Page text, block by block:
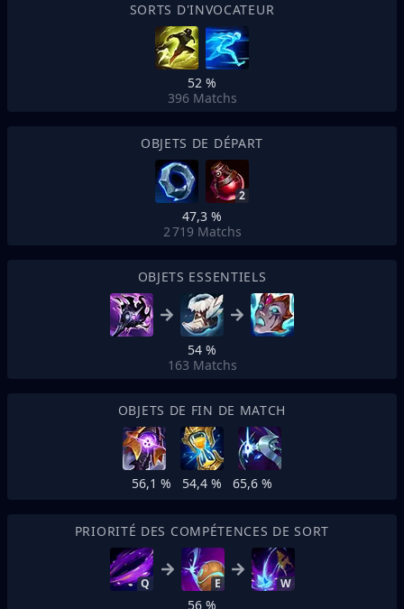
SORTS D'INVOCATEUR
52 %
396 Matchs
OBJETS DE DÉPART
2
47,3 %
2 719 Matchs
OBJETS ESSENTIELS
54 %
163 Matchs
OBJETS DE FIN DE MATCH
56,1 % 54,4 % 65,6 %
PRIORITÉ DES COMPÉTENCES DE SORT
Q E W
56 %